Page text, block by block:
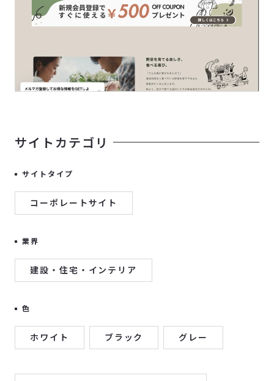
サイトカテゴリ
サイトタイプ
コーポレートサイト
業界
建設・住宅・インテリア
色
ホワイト ブラック グレー